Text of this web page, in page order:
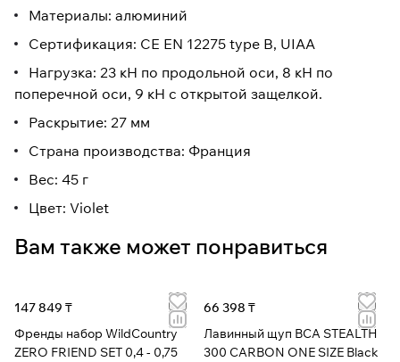
Материалы: алюминий
Сертификация: CE EN 12275 type B, UIAA
Нагрузка: 23 кН по продольной оси, 8 кН по
поперечной оси, 9 кН с открытой защелкой.
Раскрытие: 27 мм
Страна производства: Франция
Вес: 45 г
Цвет: Violet
Вам также может понравиться
147 849 ₸
Френды набор WildCountry
ZERO FRIEND SET 0,4 - 0,75
66 398 ₸
Лавинный щуп BCA STEALTH
300 CARBON ONE SIZE Black